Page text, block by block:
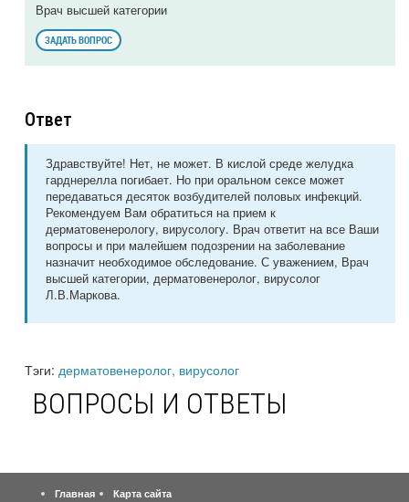
Врач высшей категории
ЗАДАТЬ ВОПРОС
Ответ
Здравствуйте! Нет, не может. В кислой среде желудка
гарднерелла погибает. Но при оральном сексе может
передаваться десяток возбудителей половых инфекций.
Рекомендуем Вам обратиться на прием к
дерматовенерологу, вирусологу. Врач ответит на все Ваши
вопросы и при малейшем подозрении на заболевание
назначит необходимое обследование. С уважением, Врач
высшей категории, дерматовенеролог, вирусолог
Л.В.Маркова.
Тэги: дерматовенеролог, вирусолог
ВОПРОСЫ И ОТВЕТЫ
Главная
Карта сайта